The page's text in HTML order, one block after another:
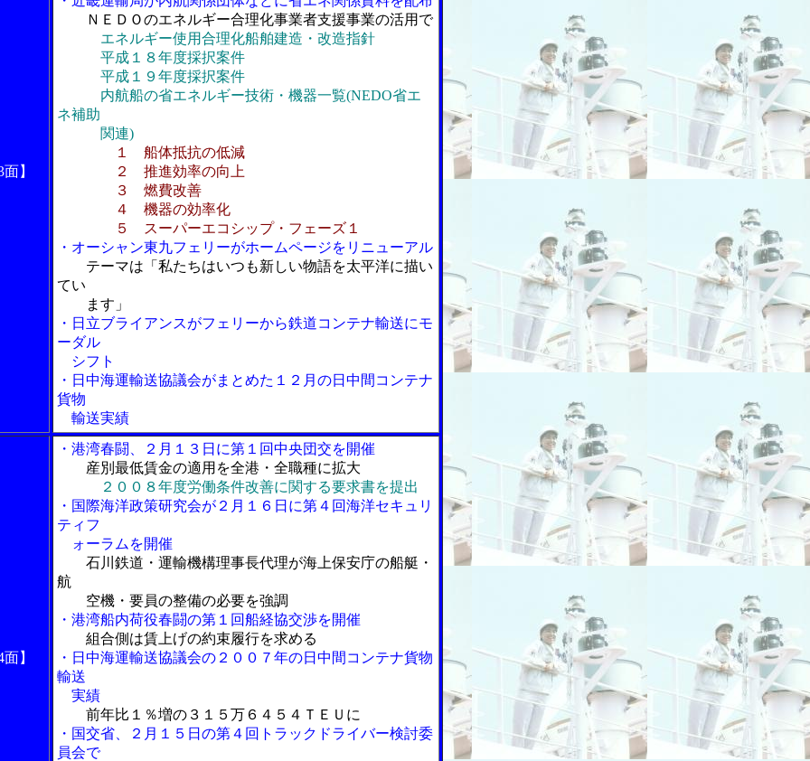
】
ＮＥＤＯのエネルギー合理化事業者支援事業の活用で
エネルギー使用合理化船舶建造・改造指針
平成１８年度採択案件
平成１９年度採択案件
内航船の省エネルギー技術・機器一覧(NEDO省エ
ネ補助
関連)
１ 船体抵抗の低減
２ 推進効率の向上
３ 燃費改善
４ 機器の効率化
５ スーパーエコシップ・フェーズ１
・オーシャン東九フェリーがホームページをリニューアル
テーマは「私たちはいつも新しい物語を太平洋に描い
てい
ます」
・日立ブライアンスがフェリーから鉄道コンテナ輸送にモ
ーダル
シフト
・日中海運輸送協議会がまとめた１２月の日中間コンテナ
貨物
輸送実績
】
・港湾春闘、２月１３日に第１回中央団交を開催
産別最低賃金の適用を全港・全職種に拡大
２００８年度労働条件改善に関する要求書を提出
・国際海洋政策研究会が２月１６日に第４回海洋セキュリ
ティフ
ォーラムを開催
石川鉄道・運輸機構理事長代理が海上保安庁の船艇・
航
空機・要員の整備の必要を強調
・港湾船内荷役春闘の第１回船経協交渉を開催
組合側は賃上げの約束履行を求める
・日中海運輸送協議会の２００７年の日中間コンテナ貨物
輸送
実績
前年比１％増の３１５万６４５４ＴＥＵに
・国交省、２月１５日の第４回トラックドライバー検討委
員会で